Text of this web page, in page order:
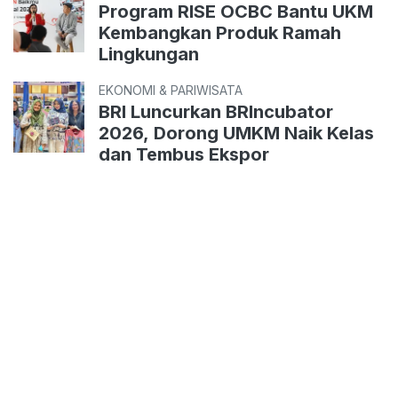
Program RISE OCBC Bantu UKM
Kembangkan Produk Ramah
Lingkungan
EKONOMI & PARIWISATA
BRI Luncurkan BRIncubator
2026, Dorong UMKM Naik Kelas
dan Tembus Ekspor